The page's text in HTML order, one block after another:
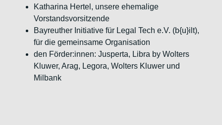
Katharina Hertel, unsere ehemalige
Vorstandsvorsitzende
Bayreuther Initiative für Legal Tech e.V. (b{u}ilt),
für die gemeinsame Organisation
den Förder:innen: Jusperta, Libra by Wolters
Kluwer, Arag, Legora, Wolters Kluwer und
Milbank